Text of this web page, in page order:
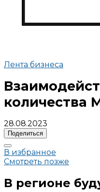
Лента бизнеса
количества
28.08.2023
Поделиться
В избранное
Смотреть позже
В регионе